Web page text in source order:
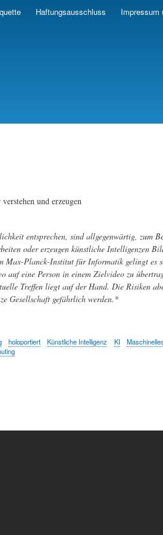
Skip
Haftungsausschluss Impressum
und erzeugen
entsprechen, sind allgegenwärtig, zum
oder erzeugen künstliche Intelligenzen
Max-Planck-Institut für Informatik gelingt es
auf eine Person in einem Zielvideo zu
Treffen liegt auf der Hand. Die Risiken
Gesellschaft gefährlich werden.*
holoportiert Künstliche Intelligenz KI